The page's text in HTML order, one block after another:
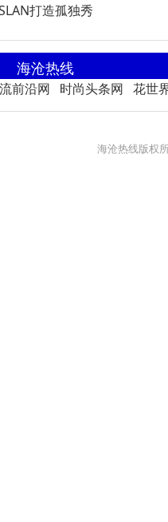
打造孤独秀
海沧热线
前沿网 时尚头条网 花世
海沧热线版权